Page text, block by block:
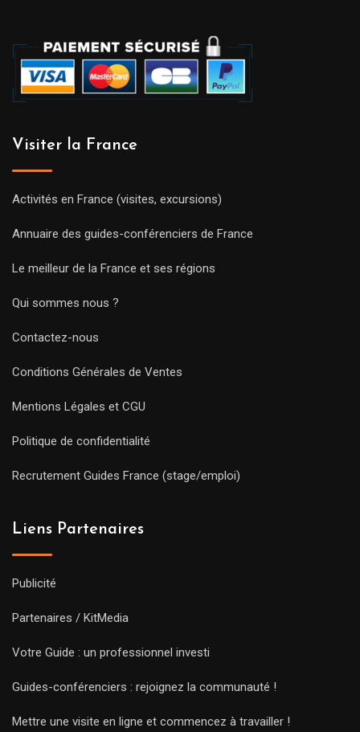
Visiter la France
Activités en France (visites, excursions)
Annuaire des guides-conférenciers de France
Le meilleur de la France et ses régions
Qui sommes nous ?
Contactez-nous
Conditions Générales de Ventes
Mentions Légales et CGU
Politique de confidentialité
Recrutement Guides France (stage/emploi)
Liens Partenaires
Publicité
Partenaires / KitMedia
Votre Guide : un professionnel investi
Guides-conférenciers : rejoignez la communauté !
Mettre une visite en ligne et commencez à travailler !